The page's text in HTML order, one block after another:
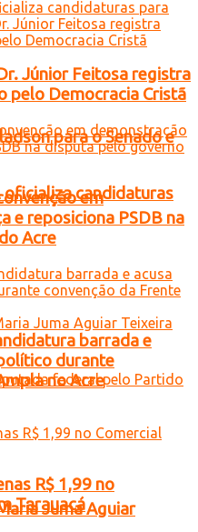
para o Senado e
oficializa candidaturas
Juma Aguiar
Júnior Feitosa registra
pelo Democracia Cristã
em
e reposiciona PSDB na
Acre
barrada e
durante
no Acre
R$ 1,99 no
Tarauacá